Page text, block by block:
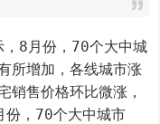
所增加，各线城市涨
销售价格环比微涨，
份，70个大中城市